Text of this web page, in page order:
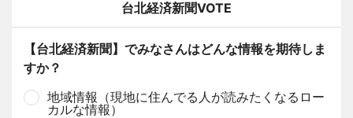
台北経済新聞VOTE
【台北経済新聞】でみなさんはどんな情報を期待しま
すか？
地域情報（現地に住んでる人が読みたくなるロー
カルな情報）